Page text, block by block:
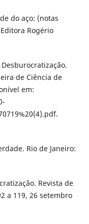
do aço: (notas
Rogério
de Ciência de
em:
Rio de Janeiro:
Revista de
a 119, 26 setembro